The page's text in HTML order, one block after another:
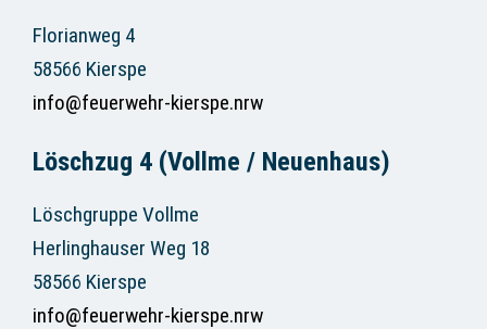
Florianweg 4
58566 Kierspe
info@feuerwehr-kierspe.nrw
Löschzug 4 (Vollme / Neuenhaus)
Löschgruppe Vollme
Herlinghauser Weg 18
58566 Kierspe
info@feuerwehr-kierspe.nrw